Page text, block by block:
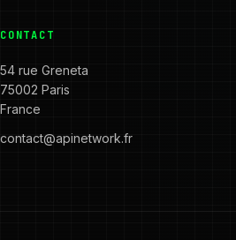
CONTACT
54 rue Greneta
75002 Paris
France
contact@apinetwork.fr